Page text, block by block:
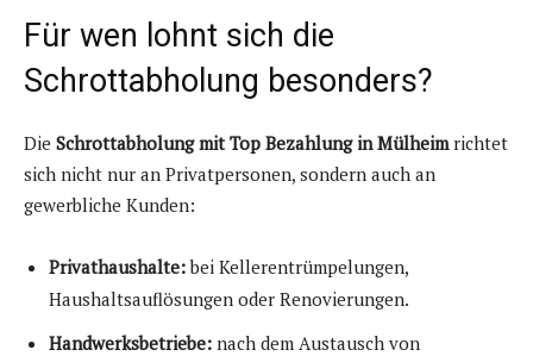
Für wen lohnt sich die
Schrottabholung besonders?
Die Schrottabholung mit Top Bezahlung in Mülheimrichtet
sich nicht nur an Privatpersonen, sondern auch an
gewerbliche Kunden:
Privathaushalte:bei Kellerentrümpelungen,
Haushaltsauflösungen oder Renovierungen.
Handwerksbetriebe: nach dem Austausch von